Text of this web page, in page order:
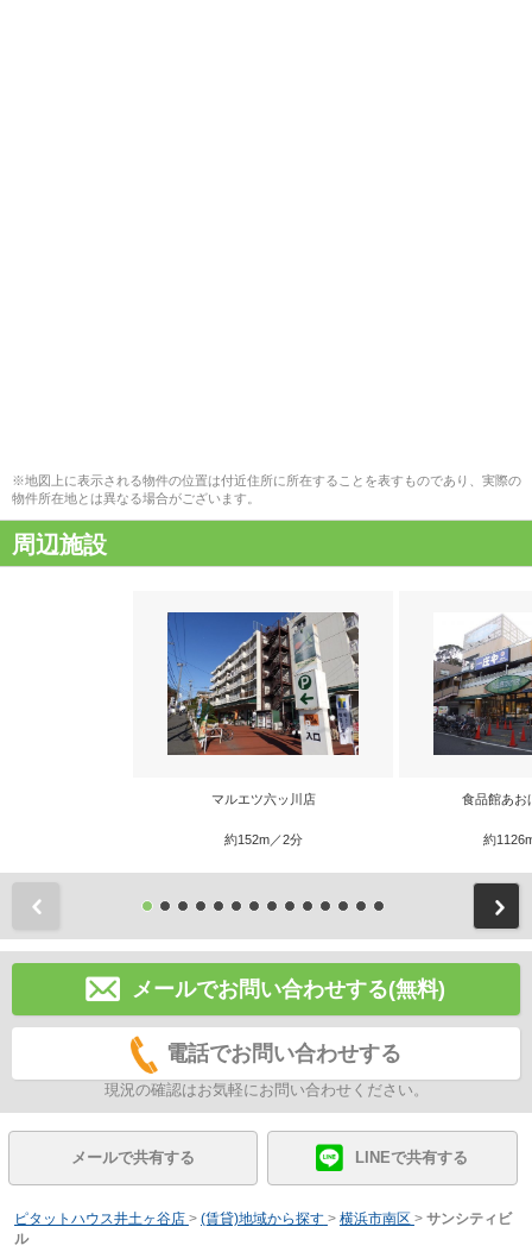
※地図上に表示される物件の位置は付近住所に所在することを表すものであり、実際の
物件所在地とは異なる場合がございます。
周辺施設
マルエツ六ッ川店
約152m／2分
食品館あお
約
メールでお問い合わせする(無料)
電話でお問い合わせする
現況の確認はお気軽にお問い合わせください。
メールで共有する LINEで共有する
ピタットハウス井土ヶ谷店 > (賃貸)地域から探す > 横浜市南区 > サンシティビ
ル